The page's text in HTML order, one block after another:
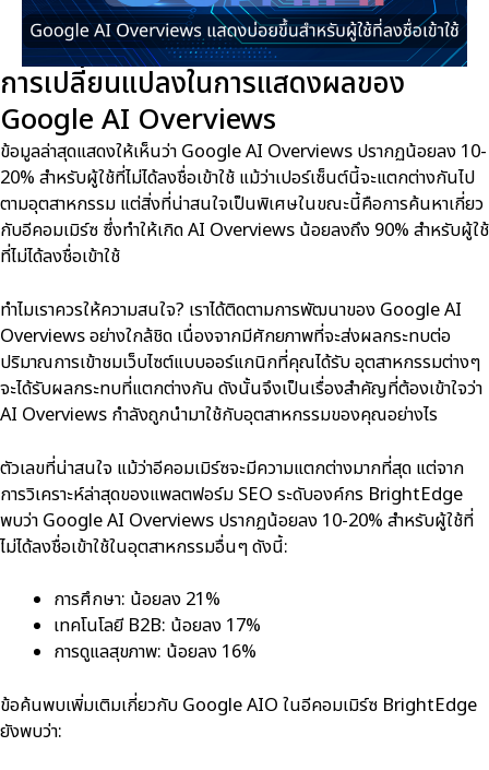
การเปลี่ยนแปลงในการแสดงผลของ
Google AI Overviews
ข้อมูลล่าสุดแสดงให้เห็นว่า Google AI Overviews ปรากฏน้อยลง 10-
20% สำหรับผู้ใช้ที่ไม่ได้ลงชื่อเข้าใช้ แม้ว่าเปอร์เซ็นต์นี้จะแตกต่างกันไป
ตามอุตสาหกรรม แต่สิ่งที่น่าสนใจเป็นพิเศษในขณะนี้คือการค้นหาเกี่ยว
กับอีคอมเมิร์ซ ซึ่งทำให้เกิด AI Overviews น้อยลงถึง 90% สำหรับผู้ใช้
ที่ไม่ได้ลงชื่อเข้าใช้
ทำไมเราควรให้ความสนใจ? เราได้ติดตามการพัฒนาของ Google AI
Overviews อย่างใกล้ชิด เนื่องจากมีศักยภาพที่จะส่งผลกระทบต่อ
ปริมาณการเข้าชมเว็บไซต์แบบออร์แกนิกที่คุณได้รับ อุตสาหกรรมต่างๆ
จะได้รับผลกระทบที่แตกต่างกัน ดังนั้นจึงเป็นเรื่องสำคัญที่ต้องเข้าใจว่า
AI Overviews กำลังถูกนำมาใช้กับอุตสาหกรรมของคุณอย่างไร
ตัวเลขที่น่าสนใจ แม้ว่าอีคอมเมิร์ซจะมีความแตกต่างมากที่สุด แต่จาก
การวิเคราะห์ล่าสุดของแพลตฟอร์ม SEO ระดับองค์กร BrightEdge
พบว่า Google AI Overviews ปรากฏน้อยลง 10-20% สำหรับผู้ใช้ที่
ไม่ได้ลงชื่อเข้าใช้ในอุตสาหกรรมอื่นๆ ดังนี้:
การศึกษา: น้อยลง 21%
เทคโนโลยี B2B: น้อยลง 17%
การดูแลสุขภาพ: น้อยลง 16%
ข้อค้นพบเพิ่มเติมเกี่ยวกับ Google AIO ในอีคอมเมิร์ซ BrightEdge
ยังพบว่า: